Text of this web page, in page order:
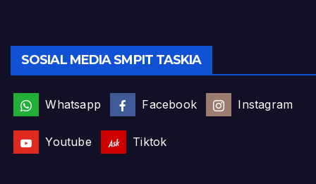
SOSIAL MEDIA SMPIT TASKIA
Whatsapp Facebook Instagram
Youtube Tiktok